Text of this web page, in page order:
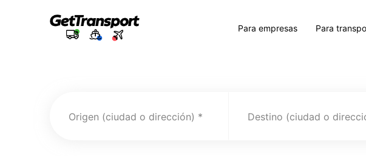
Para empresas Para
Origen (ciudad o dirección) Destino (ciudad o